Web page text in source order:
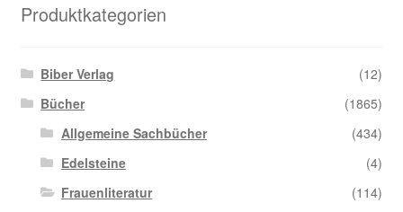
Produktkategorien
Biber Verlag
(12)
Bücher
(1865)
Allgemeine Sachbücher
(434)
Edelsteine
(4)
Frauenliteratur
(114)